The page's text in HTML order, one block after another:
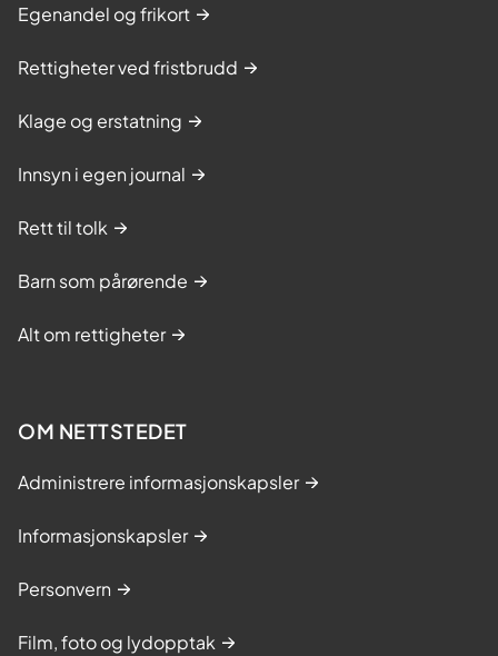
Egenandel og frikort
Rettigheter ved fristbrudd
Klage og erstatning
Innsyn i egen journal
Rett til tolk
Barn som pårørende
Alt om rettigheter
OM NETTSTEDET
Administrere informasjonskapsler
Informasjonskapsler
Personvern
Film, foto og lydopptak